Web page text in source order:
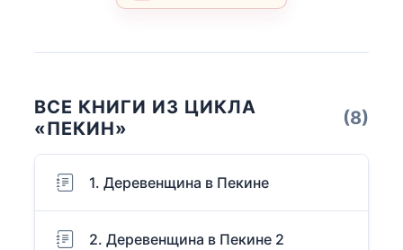
ВСЕ КНИГИ ИЗ ЦИКЛА
«ПЕКИН»
(8)
1. Деревенщина в Пекине
2. Деревенщина в Пекине 2